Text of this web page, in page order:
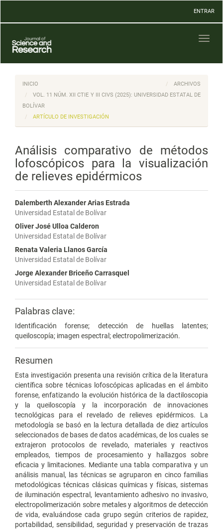
Contenido
Barra
lateral
ENTRAR
INICIO
ARCHIVOS
VOL. 11 NÚM. XII CTIE Y III CIVS (2025): UNIVERSIDAD ESTATAL DE
BOLÍVAR
ARTÍCULO DE INVESTIGACIÓN
Análisis comparativo de métodos
lofoscópicos para la visualización
de relieves epidérmicos
Dalemberth Alexander Arias Estrada
Universidad Estatal de Bolívar
Oliver José Ulloa Calderon
Universidad Estatal de Bolívar
Renata Valeria Llanos García
Universidad Estatal de Bolívar
Jorge Alexander Briceño Carrasquel
Universidad Estatal de Bolívar
Palabras clave:
Identificación forense; detección de huellas latentes;
queiloscopía; imagen espectral; electropolimerización.
Resumen
Esta investigación presenta una revisión crítica de la literatura
científica sobre técnicas lofoscópicas aplicadas en el ámbito
forense, enfatizando la evolución histórica de la dactiloscopia
y la queiloscopía y la incorporación de innovaciones
tecnológicas para el revelado de relieves epidérmicos. La
metodología se basó en la lectura detallada de diez artículos
seleccionados de bases de datos académicas, de los cuales se
extrajeron protocolos de revelado, materiales y reactivos
empleados, tiempos de procesamiento y hallazgos sobre
eficacia y limitaciones. Mediante una tabla comparativa y un
análisis manual, las técnicas se agruparon en cinco familias
metodológicas técnicas clásicas químicas y físicas, sistemas
de iluminación espectral, levantamiento adhesivo no invasivo,
electropolimerización sobre metales y algoritmos de detección
de vida, evaluándose cada grupo según criterios de rapidez,
portabilidad, sensibilidad, seguridad y preservación de trazas